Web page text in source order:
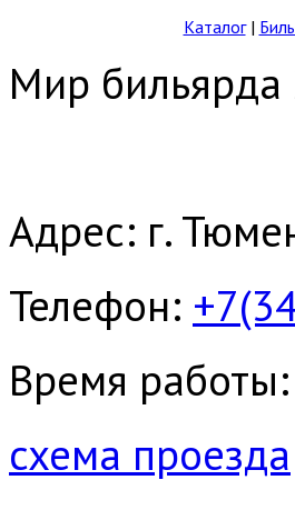
Каталог|
Мир бильярда
Адрес: г.
Телефон:
Время
схема проезда